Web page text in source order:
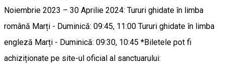
Noiembrie 2023 – 30 Aprilie 2024: Tururi ghidate în limba
română Marți - Duminică: 09:45, 11:00 Tururi ghidate în limba
engleză Marți - Duminică: 09:30, 10:45 *Biletele pot fi
achiziționate pe site-ul oficial al sanctuarului: